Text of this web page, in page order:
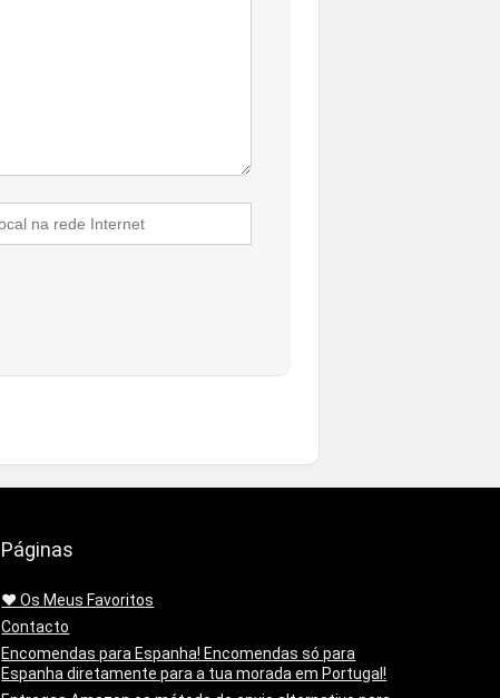
Páginas
❤️ Os Meus Favoritos
Contacto
Encomendas para Espanha! Encomendas só para
Espanha diretamente para a tua morada em Portugal!